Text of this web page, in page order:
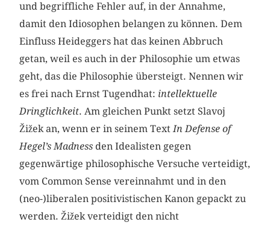
und begriffliche Fehler auf, in der Annahme,
damit den Idiosophen belangen zu können. Dem
Einfluss Heideggers hat das keinen Abbruch
getan, weil es auch in der Philosophie um etwas
geht, das die Philosophie übersteigt. Nennen wir
es frei nach Ernst Tugendhat: intellektuelle
Dringlichkeit. Am gleichen Punkt setzt Slavoj
Žižek an, wenn er in seinem TextIn Defense of
Hegel’s Madness den Idealisten gegen
gegenwärtige philosophische Versuche verteidigt,
vom Common Sense vereinnahmt und in den
(neo-)liberalen positivistischen Kanon gepackt zu
werden. Žižek verteidigt den nicht